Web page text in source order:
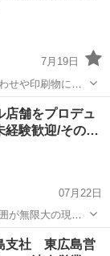
7月19日
せや印刷物につ
イベントの企
は、お客様との
店舗をプロデュ
経験歓迎/その…
07月22日
が無限大の現場
か 仕事内容:
パレルの店舗演
支社 東広島営